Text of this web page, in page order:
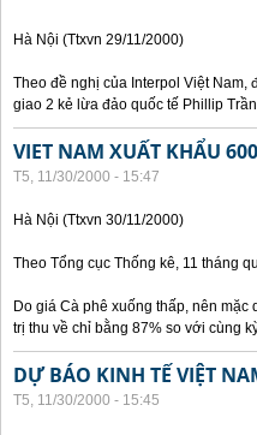
Hà Nội (Ttxvn 29/11/2000)
Theo đề nghị của Interpol Việt
giao 2 kẻ lừa đảo quốc tế Phillip
VIET NAM XUẤT KHẨU
T5, 11/30/2000 - 15:47
Hà Nội (Ttxvn 30/11/2000)
Theo Tổng cục Thống kê, 11 tháng
Do giá Cà phê xuống thấp, nên
trị thu về chỉ bằng 87% so với cùng
DỰ BÁO KINH TẾ VIỆT
T5, 11/30/2000 - 15:45